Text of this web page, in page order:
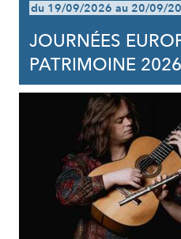
du 19/09/2026 au 20/09/
JOURNÉES
PATRIMOINE 2026